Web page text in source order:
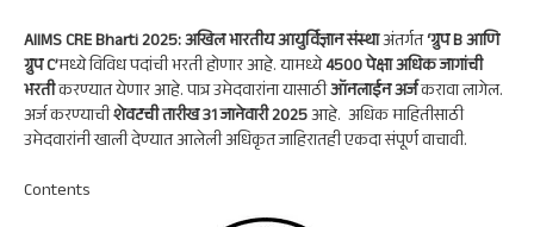
A
p
p
a
m
oo
k
dI
n
AIIMS CRE Bharti 2025: अखिल भारतीय आयुर्विज्ञान संस्थाअंतर्गत‘ग्रुप B आणि
ग्रुप C’मध्ये विविध पदांची भरती होणार आहे. यामध्ये4500 पेक्षा अधिक जागांची
भरतीकरण्यात येणार आहे. पात्र उमेदवारांना यासाठीऑनलाईन अर्जकरावा लागेल.
अर्ज करण्याचीशेवटची तारीख 31 जानेवारी 2025आहे. अधिक माहितीसाठी
उमेदवारांनी खाली देण्यात आलेली अधिकृत जाहिरातही एकदा संपूर्ण वाचावी.
Contents